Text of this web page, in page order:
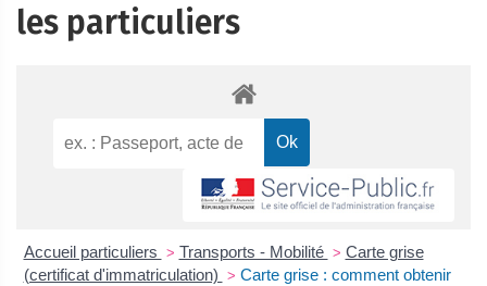
les particuliers
Accueil particuliers > Transports - Mobilité > Carte grise
(certificat d'immatriculation) > Carte grise : comment obtenir